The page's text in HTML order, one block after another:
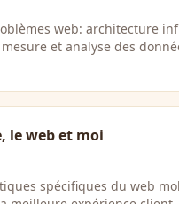
web: architecture
et analyse des
le web et moi
spécifiques du web